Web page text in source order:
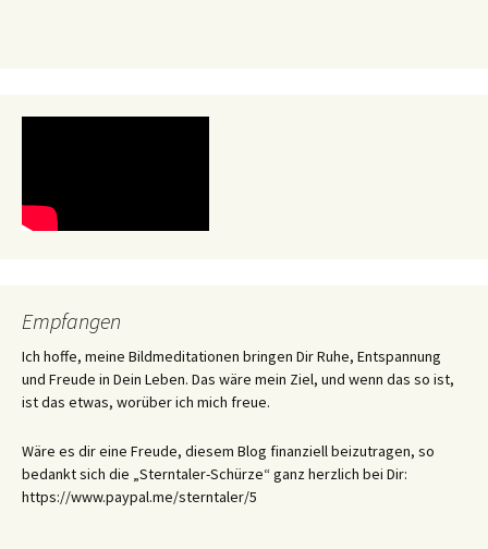
Empfangen
Ich hoffe, meine Bildmeditationen bringen Dir Ruhe, Entspannung
und Freude in Dein Leben. Das wäre mein Ziel, und wenn das so ist,
ist das etwas, worüber ich mich freue.
Wäre es dir eine Freude, diesem Blog finanziell beizutragen, so
bedankt sich die „Sterntaler-Schürze“ ganz herzlich bei Dir:
https://www.paypal.me/sterntaler/5